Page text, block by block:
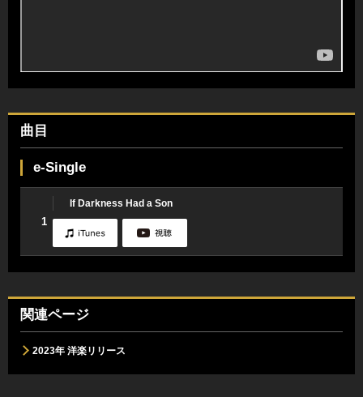
曲目
e-Single
1
If Darkness Had a Son
関連ページ
2023年 洋楽リリース